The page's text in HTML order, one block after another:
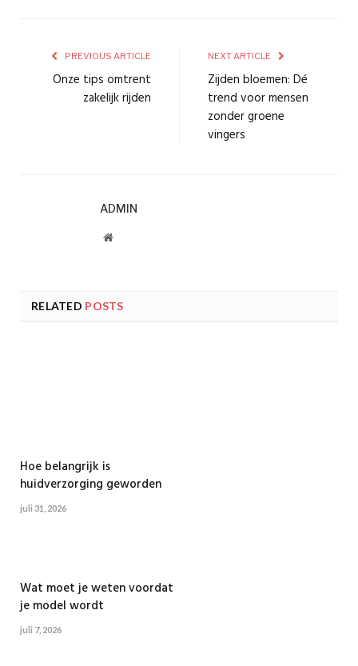
PREVIOUS ARTICLE
Onze tips omtrent
zakelijk rijden
NEXT ARTICLE
Zijden bloemen: Dé
trend voor mensen
zonder groene
vingers
ADMIN
Website
RELATED POSTS
Hoe belangrijk is
huidverzorging geworden
juli 31, 2026
Wat moet je weten voordat
je model wordt
juli 7, 2026